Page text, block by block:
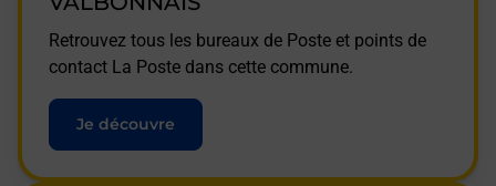
Retrouvez tous les bureaux de Poste et points de
contact La Poste dans cette commune.
Je découvre